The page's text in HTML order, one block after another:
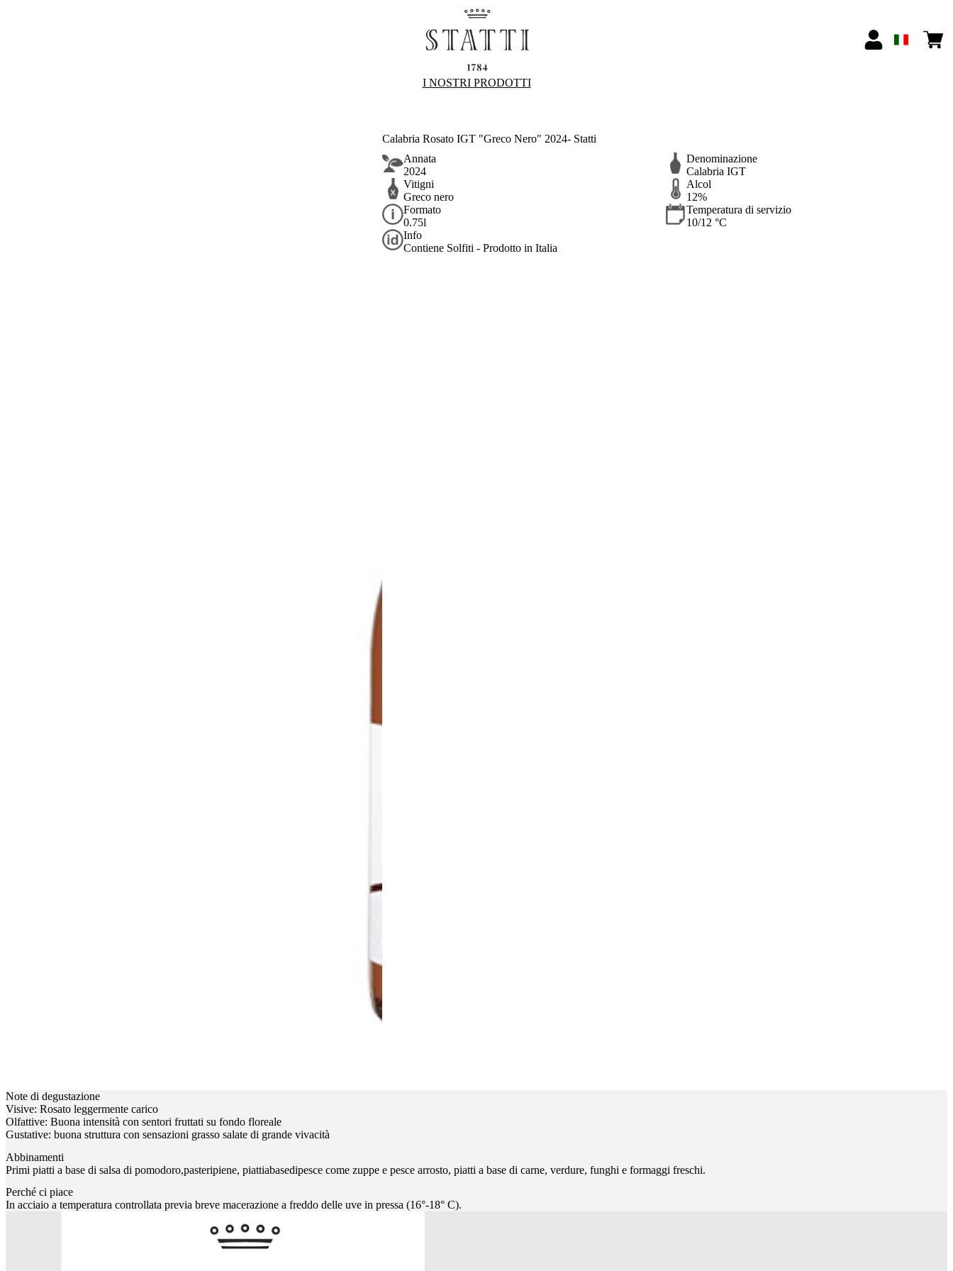
I NOSTRI PRODOTTI
Calabria Rosato IGT "Greco Nero" 2024- Statti
Annata
2024
Denominazione
Calabria IGT
Vitigni
Greco nero
Alcol
12%
Formato
0.75l
Temperatura di servizio
10/12 °C
Info
Contiene Solfiti - Prodotto in Italia
Note di degustazione
Visive: Rosato leggermente carico
Olfattive: Buona intensità con sentori fruttati su fondo floreale
Gustative: buona struttura con sensazioni grasso salate di grande vivacità
Abbinamenti
Primi piatti a base di salsa di pomodoro,pasteripiene, piattiabasedipesce come zuppe e pesce arrosto, piatti a base di carne, verdure, funghi e formaggi freschi.
Perché ci piace
In acciaio a temperatura controllata previa breve macerazione a freddo delle uve in pressa (16°-18° C).